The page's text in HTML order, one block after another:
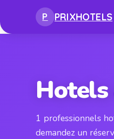
P PRIXHOTELS
1 professionnels
demandez un